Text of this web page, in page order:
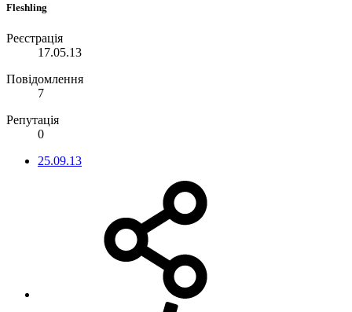
Fleshling
Реєстрація
17.05.13
Повідомлення
7
Репутація
0
25.09.13